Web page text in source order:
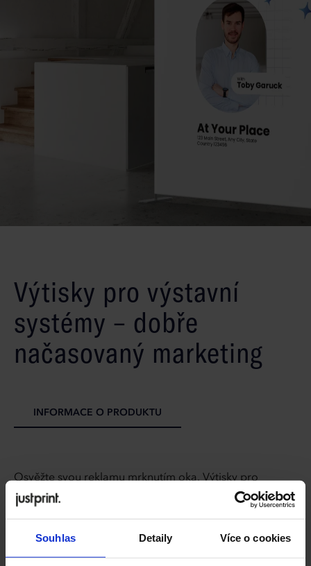
Souhlas Detaily Více o cookies
Výtisky pro výstavní
systémy – dobře
načasovaný marketing
INFORMACE O PRODUKTU
Osvěžte svou reklamu mrknutím oka. Výtisky pro
výstavní systémy jsou jednoduchým a ekonomickým
řešením, které Vám umožní rychle zyměnit grafiku bez
vhodných pro vlajky, stěny a stojany – s jednostranným i
oboustranným barevným tiskem. Díky vysoce kvalitním